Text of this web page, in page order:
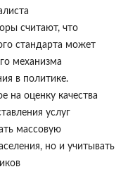
считают, что
стандарта может
механизма
в политике.
на оценку качества
услуг
массовую
но и учитывать